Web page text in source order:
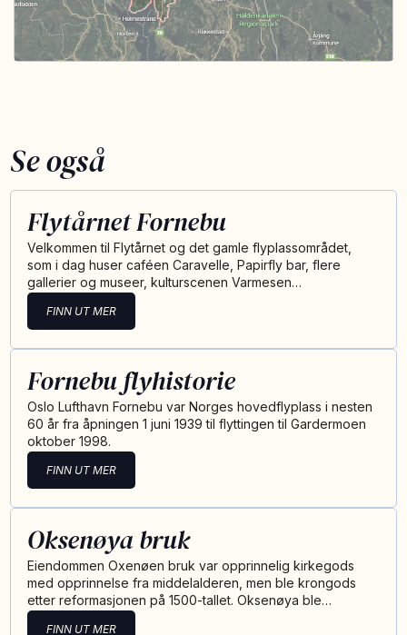
Se også
Flytårnet Fornebu
Velkommen til Flytårnet og det gamle flyplassområdet,
som i dag huser caféen Caravelle, Papirfly bar, flere
gallerier og museer, kulturscenen Varmesen…
FINN UT MER
Fornebu flyhistorie
Oslo Lufthavn Fornebu var Norges hovedflyplass i nesten
60 år fra åpningen 1 juni 1939 til flyttingen til Gardermoen
oktober 1998.
FINN UT MER
Oksenøya bruk
Eiendommen Oxenøen bruk var opprinnelig kirkegods
med opprinnelse fra middelalderen, men ble krongods
etter reformasjonen på 1500-tallet. Oksenøya ble…
FINN UT MER